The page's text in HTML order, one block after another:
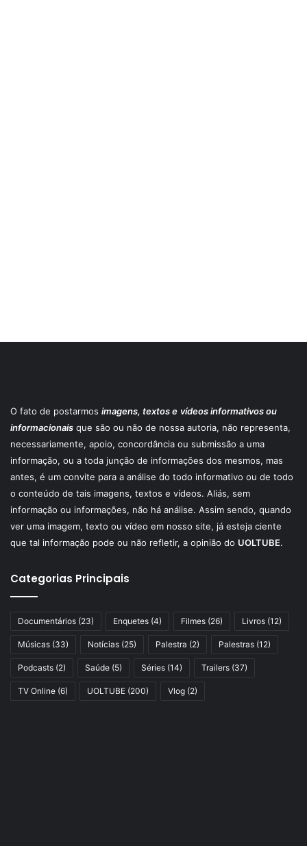
O fato de postarmos imagens, textos e vídeos informativos ou
informacionais que são ou não de nossa autoria, não representa,
necessariamente, apoio, concordância ou submissão a uma
informação, ou a toda junção de informações dos mesmos, mas
antes, é um convite para a análise do todo informativo ou de todo
o conteúdo de tais imagens, textos e vídeos. Aliás, sem
informação ou informações, não há análise. Assim sendo, quando
ver uma imagem, texto ou vídeo em nosso site, já esteja ciente
que tal informação pode ou não refletir, a opinião do UOLTUBE.
Categorias Principais
Documentários (23) Enquetes (4) Filmes (26) Livros (12)
Músicas (33) Notícias (25) Palestra (2) Palestras (12)
Podcasts (2) Saúde (5) Séries (14) Trailers (37)
TV Online (6) UOLTUBE (200) Vlog (2)